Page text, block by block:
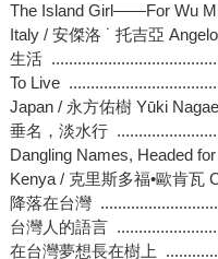
The Island Girl——For Wu
Italy / 安傑洛 ˙ 托吉亞
生活
To Live
Japan / 永方佑樹 Yūki Nagae
垂名，淡水行
Dangling Names, Headed
Kenya / 克里斯多福•歐肯瓦
降落在台灣
台灣人的語言
在台灣夢想長在樹上